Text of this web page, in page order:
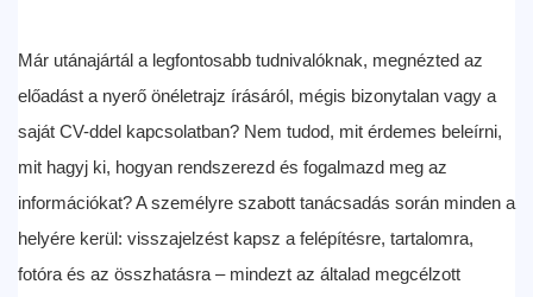
Már utánajártál a legfontosabb tudnivalóknak, megnézted az
előadást a nyerő önéletrajz írásáról, mégis bizonytalan vagy a
saját CV-ddel kapcsolatban? Nem tudod, mit érdemes beleírni,
mit hagyj ki, hogyan rendszerezd és fogalmazd meg az
információkat? A személyre szabott tanácsadás során minden a
helyére kerül: visszajelzést kapsz a felépítésre, tartalomra,
fotóra és az összhatásra – mindezt az általad megcélzott